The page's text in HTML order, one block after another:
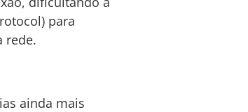
para
rede.
ainda mais